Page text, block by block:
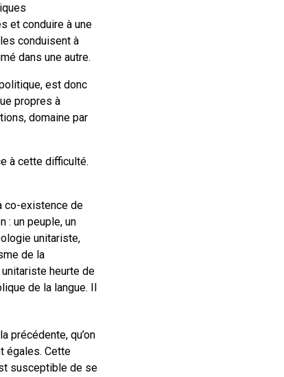
et conduire à une
conduisent à
dans une autre.
est donc
propres à
domaine par
à cette difficulté.
co-existence de
: un peuple, un
unitariste,
de la
heurte de
de la langue. Il
précédente, qu’on
égales. Cette
susceptible de se